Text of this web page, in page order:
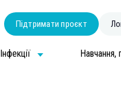
Підтримати проєкт
Інфекції Навчання,